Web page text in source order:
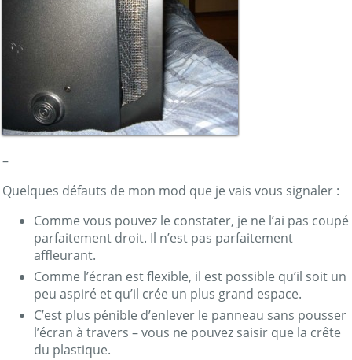
–
Quelques défauts de mon mod que je vais vous signaler :
Comme vous pouvez le constater, je ne l’ai pas coupé
parfaitement droit. Il n’est pas parfaitement
affleurant.
Comme l’écran est flexible, il est possible qu’il soit un
peu aspiré et qu’il crée un plus grand espace.
C’est plus pénible d’enlever le panneau sans pousser
l’écran à travers – vous ne pouvez saisir que la crête
du plastique.